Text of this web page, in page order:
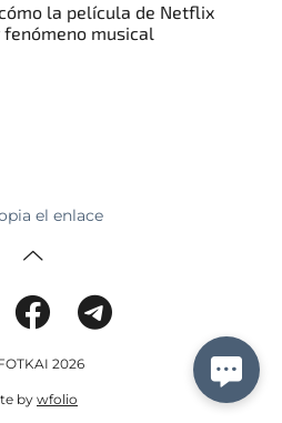
la película de Netflix
musical
el enlace
2026
bywfolio